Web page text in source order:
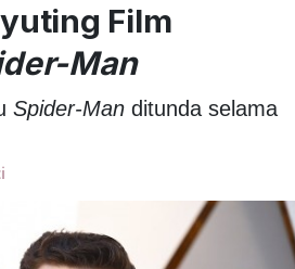
Film
Man
Spider-Manditunda selama